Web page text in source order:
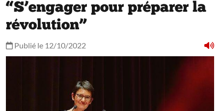
“S’engager pour préparer la
révolution”
Publié le 12/10/2022